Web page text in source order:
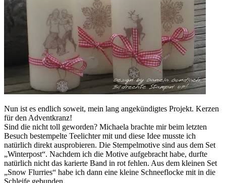
Nun ist es endlich soweit, mein lang angekündigtes Projekt. Kerzen
für den Adventkranz!
Sind die nicht toll geworden? Michaela brachte mir beim letzten
Besuch bestempelte Teelichter mit und diese Idee musste ich
natürlich direkt ausprobieren. Die Stempelmotive sind aus dem Set
„Winterpost“. Nachdem ich die Motive aufgebracht habe, durfte
natürlich nicht das karierte Band in rot fehlen. Aus dem kleinen Set
„Snow Flurries“ habe ich dann eine kleine Schneeflocke mit in die
Schleife gebunden.